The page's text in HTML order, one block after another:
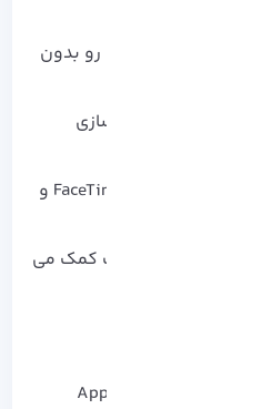
فیلم و کتاب رو بدون
داده‌ ها و عکس‌ هات روی iCloud همگام‌ سازی
امکان استفاده از سرویس‌ های مهم مثل FaceTime و
اگر دستگاهت گم شد، Find My iPhone بهت کمک می‌
اگه میخوای از اپل استفاده کنی، اول باید یه Apple ID